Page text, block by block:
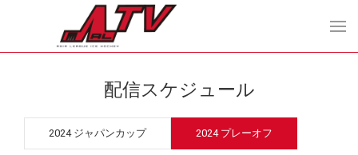
配信スケジュール
2024 ジャパンカップ 2024 プレーオフ